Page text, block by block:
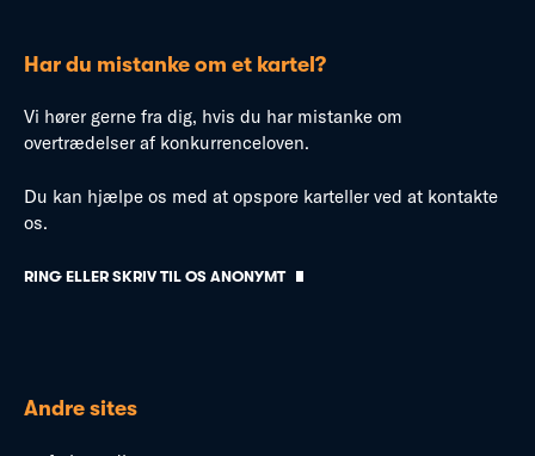
Har du mistanke om et kartel?
Vi hører gerne fra dig, hvis du har mistanke om
overtrædelser af konkurrenceloven.
Du kan hjælpe os med at opspore karteller ved at kontakte
os.
RING ELLER SKRIV TIL OS ANONYMT
Andre sites